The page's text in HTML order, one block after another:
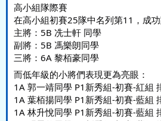
高小組隊際賽
在高小組初賽25隊中名列第11，成功
主將：5B 冼士軒 同學
副將：5B 馮樂朗同學
三將：6A 黎栢豪同學
而低年級的小將們表現更為亮眼：
1A 郭一靖同學 P1新秀組-初賽-紅組
1A 葉栢揚同學 P1新秀組-初賽-藍組
1A 林升悅同學 P1新秀組-初賽-藍組